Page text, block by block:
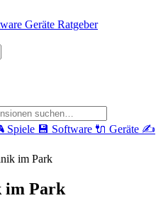
Geräte Ratgeber
Spiele 💾 Software 🔌 Geräte ✍️
im Park
im Park